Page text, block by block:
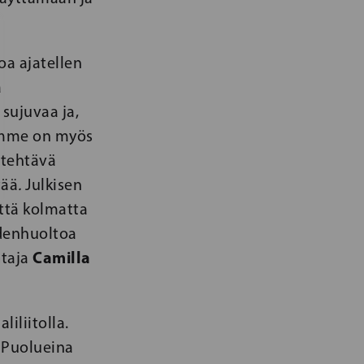
ajatellen
ja,
on myös
. Julkisen
kolmatta
Camilla